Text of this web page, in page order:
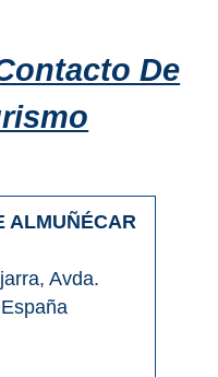
De
ALMUÑÉCAR
Avda.